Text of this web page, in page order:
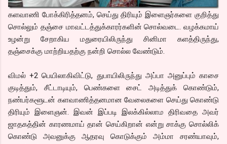
களவாணி போக்கிரித்தனம், செய்து திரியும் இளைஞர்களை குறித்து
சொல்லும் தஞ்சை மாவட்டத்துக்காரர்களின் சொல்வடை. வழக்கமாய்
உழன்று சேறாகிய மதுரையிலிருந்து சினிமா களத்திருந்து,
தஞ்சைக்கு மாற்றியதற்கு நன்றி சொல்ல வேண்டும்.
விமல் +2 பெயிலாகிவிட்டு, துபாயிலிருந்து அப்பா அனுப்பும் காசை
குடித்தும், சீட்டாடியும், பெண்களை சைட் அடித்துக் கொண்டும்,
நண்பர்களூடன் களவாணித்தனமான வேலைகளை செய்து கொண்டு
திரியும் இளைஞன். இவன் இப்படி இலக்கில்லாம திரிவதை அவர்
ஜாதகத்தின் காரணமாய் தான் செய்கிறான் என்று சாக்கு சொல்லிக்
கொண்டு அவனுக்கு ஆதரவு கொடுக்கும் அம்மா சரண்யாவும்,